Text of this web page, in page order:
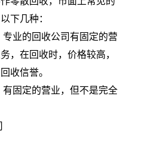
下几种：
业的回收公司有固定的营
，在回收时，价格较高，
收信誉。
固定的营业，但不是完全